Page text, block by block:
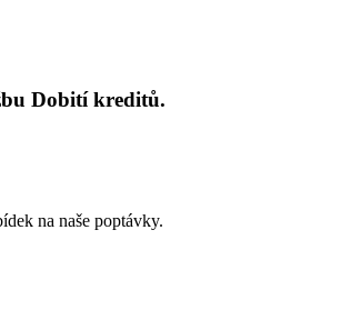
Dobití kreditů.
na naše poptávky.